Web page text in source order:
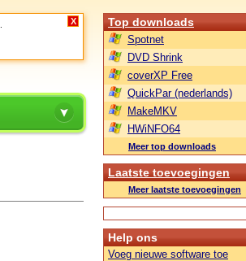
X Top downloads
Spotnet
DVD Shrink
coverXP Free
QuickPar (nederlands)
MakeMKV
HWiNFO64
Meer top downloads
Laatste toevoegingen
Meer laatste toevoegingen
Help ons
Voeg nieuwe software toe